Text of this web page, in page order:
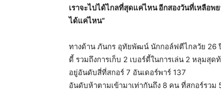
เราจะไปได้ไกลที่สุดแค่ไหน อีกสองวันที่เหลือพ
ได้แค่ไหน”
ทางด้าน ภันกร อุทัยพัฒน์ นักกอล์ฟตีไกลวัย 26 ปี
ดี้ รวมถึงการเก็บ 2 เบอร์ดี้ในการเล่น 2 หลุมสุ
อยู่อันดับสี่ที่สกอร์ 7 อันเดอร์พาร์ 137
อันดับห้าตามเข้ามาเท่ากันถึง 8 คน ที่สกอร์รวม